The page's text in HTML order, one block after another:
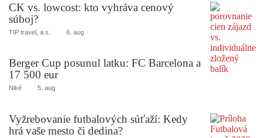
CK vs. lowcost: kto vyhráva cenový
súboj?
TIP travel, a.s. 6. aug
Berger Cup posunul latku: FC Barcelona a
17 500 eur
Niké 5. aug
Vyžrebovanie futbalových súťaží: Kedy
hrá vaše mesto či dedina?